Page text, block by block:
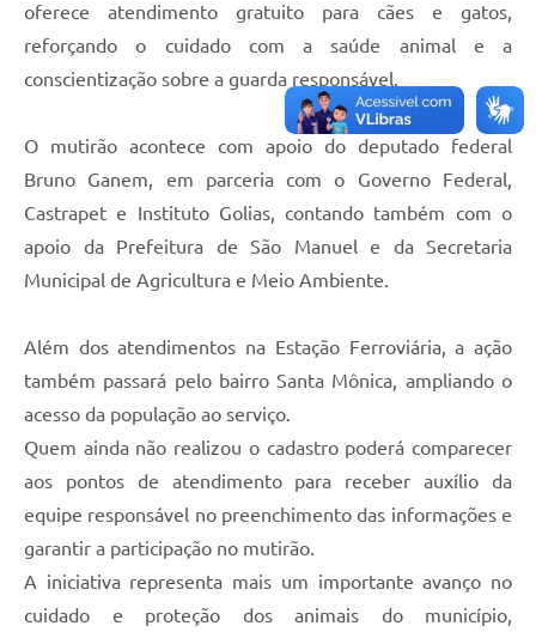
oferece atendimento gratuito para cães e gatos,
reforçando o cuidado com a saúde animal e a
conscientização sobre a guarda responsável.
O mutirão acontece com apoio do deputado federal
Bruno Ganem, em parceria com o Governo Federal,
Castrapet e Instituto Golias, contando também com o
apoio da Prefeitura de São Manuel e da Secretaria
Municipal de Agricultura e Meio Ambiente.
Além dos atendimentos na Estação Ferroviária, a ação
também passará pelo bairro Santa Mônica, ampliando o
acesso da população ao serviço.
Quem ainda não realizou o cadastro poderá comparecer
aos pontos de atendimento para receber auxílio da
equipe responsável no preenchimento das informações e
garantir a participação no mutirão.
A iniciativa representa mais um importante avanço no
cuidado e proteção dos animais do município,